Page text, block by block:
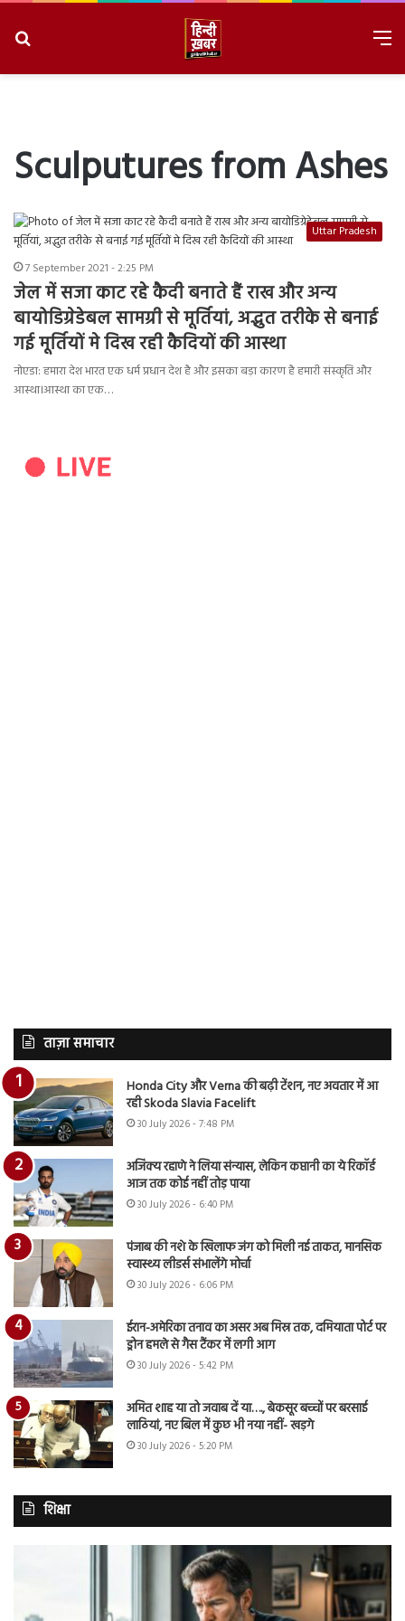
Sculputures from Ashes
Uttar Pradesh
7 September 2021 - 2:25 PM
जेल में सजा काट रहे कैदी बनाते हैं राख और अन्य
बायोडिग्रेडेबल सामग्री से मूर्तियां, अद्भुत तरीके से बनाई
गई मूर्तियों मे दिख रही कैदियों की आस्था
नोएडा: हमारा देश भारत एक धर्म प्रधान देश है और इसका बड़ा कारण है हमारी संस्कृति और
आस्था।आस्था का एक…
ताज़ा समाचार
Honda City और Verna की बढ़ी टेंशन, नए अवतार में आ
रही Skoda Slavia Facelift
30 July 2026 - 7:48 PM
अजिंक्य रहाणे ने लिया संन्यास, लेकिन कप्तानी का ये रिकॉर्ड
आज तक कोई नहीं तोड़ पाया
30 July 2026 - 6:40 PM
पंजाब की नशे के खिलाफ जंग को मिली नई ताकत, मानसिक
स्वास्थ्य लीडर्स संभालेंगे मोर्चा
30 July 2026 - 6:06 PM
ईरान-अमेरिका तनाव का असर अब मिस्र तक, दमियाता पोर्ट पर
ड्रोन हमले से गैस टैंकर में लगी आग
30 July 2026 - 5:42 PM
अमित शाह या तो जवाब दें या…., बेकसूर बच्चों पर बरसाई
लाठियां, नए बिल में कुछ भी नया नहीं- खड़गे
30 July 2026 - 5:20 PM
शिक्षा